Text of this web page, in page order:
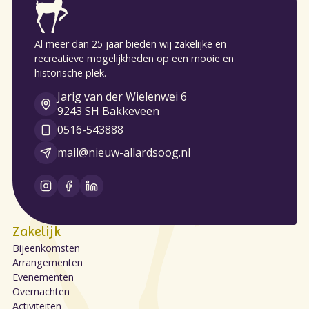
Al meer dan 25 jaar bieden wij zakelijke en
recreatieve mogelijkheden op een mooie en
historische plek.
Jarig van der Wielenwei 6
9243 SH Bakkeveen
0516-543888
mail@nieuw-allardsoog.nl
Zakelijk
Bijeenkomsten
Arrangementen
Evenementen
Overnachten
Activiteiten